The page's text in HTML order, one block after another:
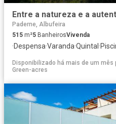
Paderne, Albufeira
515 m²5 BanheirosVivenda
·Despensa·Varanda·Quintal·
Disponibilizado há mais de um mês
Green-acres